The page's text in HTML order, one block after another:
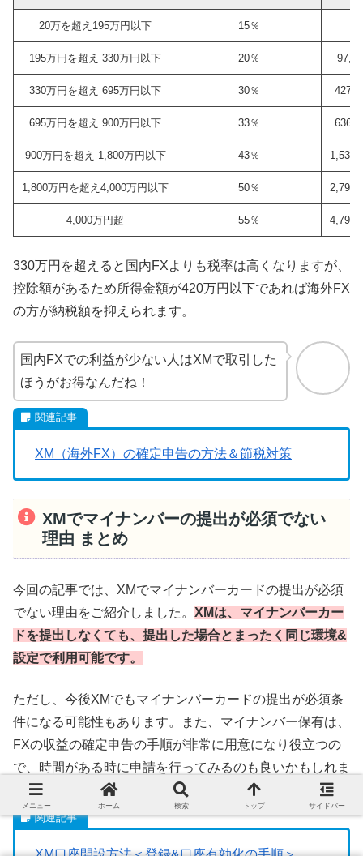
20万を超え195万円以下 15％
195万円を超え 330万円以下 20％
330万円を超え 695万円以下 30％
695万円を超え 900万円以下 33％
900万円を超え 1,800万円以下 43％
1,800万円を超え4,000万円以下 50％
4,000万円超 55％
330万円を超えると国内FXよりも税率は高くなりますが、
控除額があるため所得金額が420万円以下であれば海外FX
の方が納税額を抑えられます。
国内FXでの利益が少ない人はXMで取引した
ほうがお得なんだね！
XM（海外FX）の確定申告の方法＆節税対策
XMでマイナンバーの提出が必須でない
理由 まとめ
今回の記事では、XMでマイナンバーカードの提出が必須
でない理由をご紹介しました。 XMは、マイナンバーカー
ドを提出しなくても、提出した場合とまったく同じ環境&
設定で利用可能です。
ただし、今後XMでもマイナンバーカードの提出が必須条
件になる可能性もあります。また、マイナンバー保有は、
FXの収益の確定申告の手順が非常に用意になり役立つの
で、時間がある時に申請を行ってみるのも良いかもしれま
せん。
メニュー ホーム 検索 トップ サイドバー